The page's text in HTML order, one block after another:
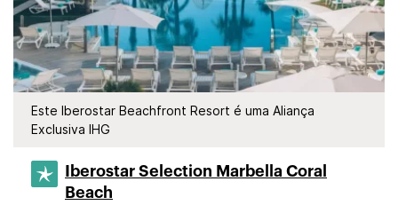
Este Iberostar Beachfront Resort é uma Aliança
Exclusiva IHG
Iberostar Selection​ Marbella Coral
Beach